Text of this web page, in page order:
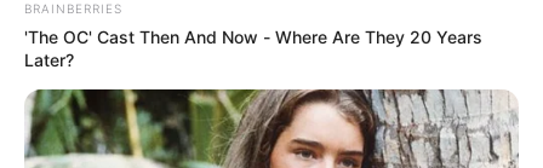
TEMAS DESTACADOS
CORTES DE LUZ EN BOLÍVAR
EL CARMEN DE BOLÍVAR
DUMEK TURBAY
ALCALDÍA DE CARTAGENA
YAMIL ARANA
FEMINICIDIO
BRAINBERRIES
'The OC' Cast Then And Now - Where Are They 20 Years
Later?